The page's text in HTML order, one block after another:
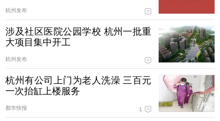
杭州发布
涉及社区医院公园学校 杭州一批重
大项目集中开工
杭州发布
杭州有公司上门为老人洗澡 三百元
一次抬缸上楼服务
都市快报 1